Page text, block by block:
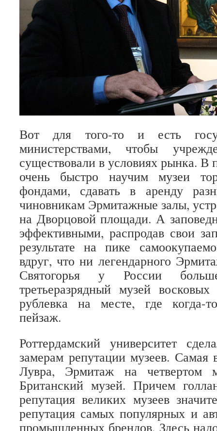
Вот для того-то и есть
министерствами, чтобы
существовали в условиях рынка. В
очень быстро научим музеи
фондами, сдавать в аренду
чиновникам Эрмитажные залы,
на Дворцовой площади. А
эффективными, распродав свои
результате на пике
вдруг, что ни легендарного
Святогорья у России
третьеразрядный музей
рублевка на месте, где
пейзаж.
Роттердамский университет
замерам репутации музеев. Самая
Лувра, Эрмитаж на четвертом
Британский музей. Причем
репутация великих музеев
репутация самых популярных и
промышленных брендов. Здесь